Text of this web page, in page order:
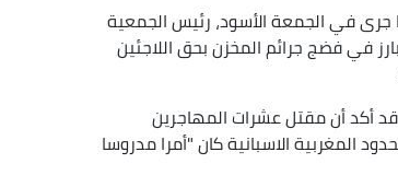
جرى في الجمعة الأسود، رئيس الجمعية
في فضج جرائم المخزن بحق اللاجئين
أكد أن مقتل عشرات المهاجرين
قمع المخزن يوم الجمعةالـ24 جوان 2022 على الحدود المغربية الاسبانية كان "أمرا مدروسا